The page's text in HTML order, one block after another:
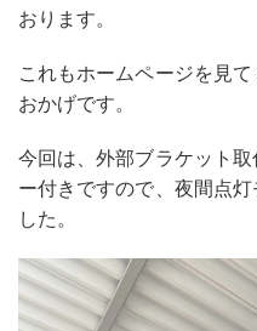
おります。
これもホームページを見
おかげです。
今回は、外部ブラケット
ー付きですので、夜間点
した。